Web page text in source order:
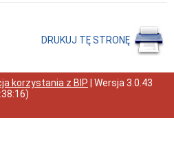
DRUKUJ TĘ STRONĘ
korzystania z BIP | Wersja 3.0.43
)